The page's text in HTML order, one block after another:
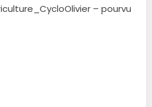
– pourvu